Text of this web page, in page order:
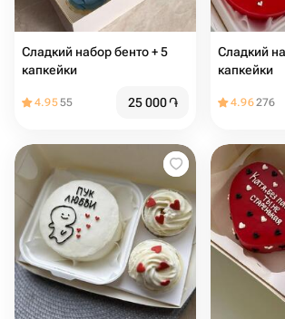
Сладкий набор бенто + 5
капкейки
4.9555 25 000֏
Сладкий набор бенто+
капкейки
4.96276